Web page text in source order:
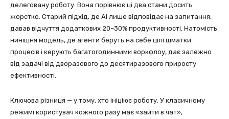
делеговану роботу. Вона порівнює ці два стани досить
жорстко. Старий підхід, де AI лише відповідає на запитання,
давав відчуття додаткових 20–30% продуктивності. Натомість
нинішня модель, де агенти беруть на себе цілі шматки
процесів і керують багатогодинними воркфлоу, дає залежно
від задачі від дворазового до десятиразового приросту
ефективності.
Ключова різниця — у тому, хто ініціює роботу. У класичному
режимі користувач кожного разу має «зайти в чат»,